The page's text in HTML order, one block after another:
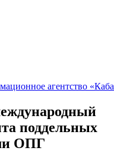
поддельных
ОПГ